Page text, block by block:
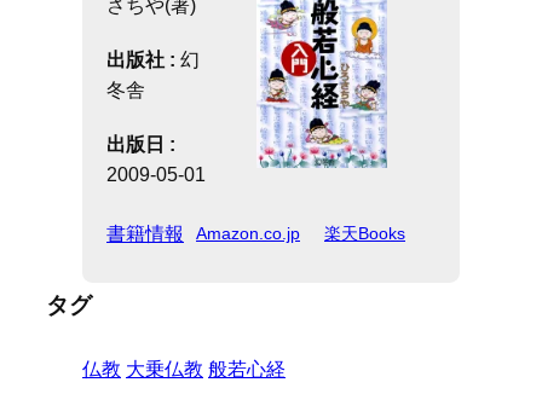
さちや(著)
出版社 : 幻
冬舎
出版日 :
2009-05-01
書籍情報 Amazon.co.jp 楽天Books
タグ
仏教 大乗仏教 般若心経